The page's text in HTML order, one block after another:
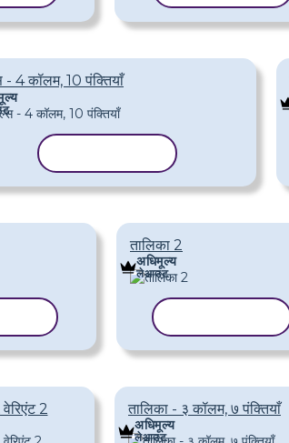
- 4 कॉलम, 10 पंक्तियाँ
तालिका 2
अधिमूल्य
लेआउट
2 तालिका - ३ कॉलम, ७ पंक्तियाँ
अधिमूल्य
लेआउट